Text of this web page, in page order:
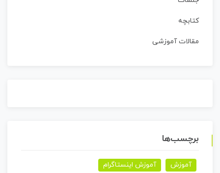
کتابچه
مقالات آموزشی
برچسب‌ها
آموزش
آموزش اینستاگرام